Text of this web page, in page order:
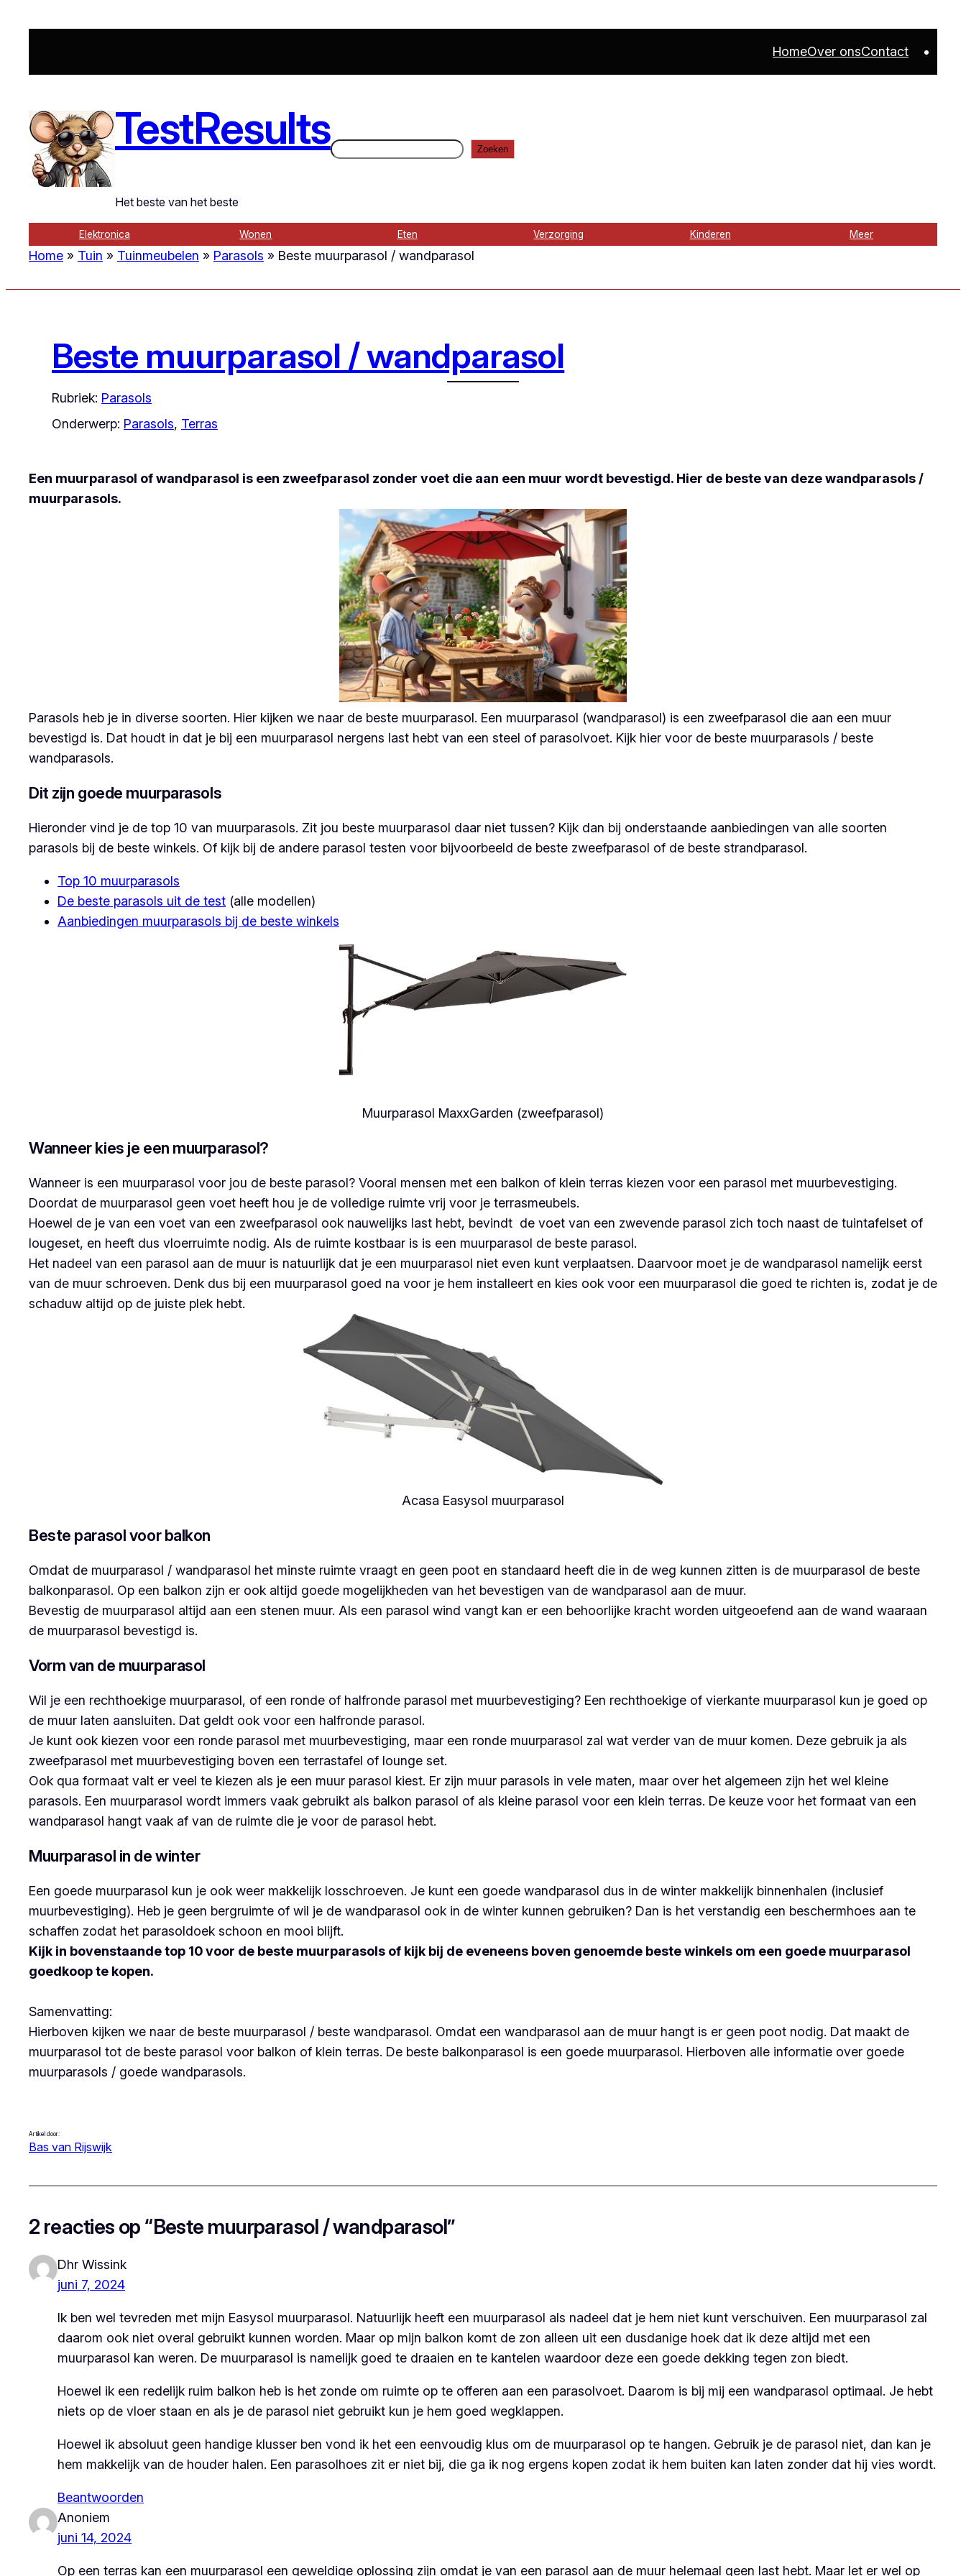
inhoud
HomeOver onsContact
TestResults
Het beste van het beste
Zoeken Zoeken
Elektronica Wonen Eten Verzorging Kinderen Meer
Home » Tuin » Tuinmeubelen » Parasols » Beste muurparasol / wandparasol
Beste muurparasol / wandparasol
Rubriek: Parasols
Onderwerp: Parasols, Terras
Een muurparasol of wandparasol is een zweefparasol zonder voet die aan een muur wordt bevestigd. Hier de beste van deze wandparasols /
muurparasols.
Parasols heb je in diverse soorten. Hier kijken we naar de beste muurparasol. Een muurparasol (wandparasol) is een zweefparasol die aan een muur
bevestigd is. Dat houdt in dat je bij een muurparasol nergens last hebt van een steel of parasolvoet. Kijk hier voor de beste muurparasols / beste
wandparasols.
Dit zijn goede muurparasols
Hieronder vind je de top 10 van muurparasols. Zit jou beste muurparasol daar niet tussen? Kijk dan bij onderstaande aanbiedingen van alle soorten
parasols bij de beste winkels. Of kijk bij de andere parasol testen voor bijvoorbeeld de beste zweefparasol of de beste strandparasol.
Top 10 muurparasols
De beste parasols uit de test (alle modellen)
Aanbiedingen muurparasols bij de beste winkels
Muurparasol MaxxGarden (zweefparasol)
Wanneer kies je een muurparasol?
Wanneer is een muurparasol voor jou de beste parasol? Vooral mensen met een balkon of klein terras kiezen voor een parasol met muurbevestiging.
Doordat de muurparasol geen voet heeft hou je de volledige ruimte vrij voor je terrasmeubels.
Hoewel de je van een voet van een zweefparasol ook nauwelijks last hebt, bevindt de voet van een zwevende parasol zich toch naast de tuintafelset of
lougeset, en heeft dus vloerruimte nodig. Als de ruimte kostbaar is is een muurparasol de beste parasol.
Het nadeel van een parasol aan de muur is natuurlijk dat je een muurparasol niet even kunt verplaatsen. Daarvoor moet je de wandparasol namelijk eerst
van de muur schroeven. Denk dus bij een muurparasol goed na voor je hem installeert en kies ook voor een muurparasol die goed te richten is, zodat je de
schaduw altijd op de juiste plek hebt.
Acasa Easysol muurparasol
Beste parasol voor balkon
Omdat de muurparasol / wandparasol het minste ruimte vraagt en geen poot en standaard heeft die in de weg kunnen zitten is de muurparasol de beste
balkonparasol. Op een balkon zijn er ook altijd goede mogelijkheden van het bevestigen van de wandparasol aan de muur.
Bevestig de muurparasol altijd aan een stenen muur. Als een parasol wind vangt kan er een behoorlijke kracht worden uitgeoefend aan de wand waaraan
de muurparasol bevestigd is.
Vorm van de muurparasol
Wil je een rechthoekige muurparasol, of een ronde of halfronde parasol met muurbevestiging? Een rechthoekige of vierkante muurparasol kun je goed op
de muur laten aansluiten. Dat geldt ook voor een halfronde parasol.
Je kunt ook kiezen voor een ronde parasol met muurbevestiging, maar een ronde muurparasol zal wat verder van de muur komen. Deze gebruik ja als
zweefparasol met muurbevestiging boven een terrastafel of lounge set.
Ook qua formaat valt er veel te kiezen als je een muur parasol kiest. Er zijn muur parasols in vele maten, maar over het algemeen zijn het wel kleine
parasols. Een muurparasol wordt immers vaak gebruikt als balkon parasol of als kleine parasol voor een klein terras. De keuze voor het formaat van een
wandparasol hangt vaak af van de ruimte die je voor de parasol hebt.
Muurparasol in de winter
Een goede muurparasol kun je ook weer makkelijk losschroeven. Je kunt een goede wandparasol dus in de winter makkelijk binnenhalen (inclusief
muurbevestiging). Heb je geen bergruimte of wil je de wandparasol ook in de winter kunnen gebruiken? Dan is het verstandig een beschermhoes aan te
schaffen zodat het parasoldoek schoon en mooi blijft.
Kijk in bovenstaande top 10 voor de beste muurparasols of kijk bij de eveneens boven genoemde beste winkels om een goede muurparasol
goedkoop te kopen.
Samenvatting:
Hierboven kijken we naar de beste muurparasol / beste wandparasol. Omdat een wandparasol aan de muur hangt is er geen poot nodig. Dat maakt de
muurparasol tot de beste parasol voor balkon of klein terras. De beste balkonparasol is een goede muurparasol. Hierboven alle informatie over goede
muurparasols / goede wandparasols.
Artikel door:
Bas van Rijswijk
2 reacties op “Beste muurparasol / wandparasol”
Dhr Wissink
juni 7, 2024
Ik ben wel tevreden met mijn Easysol muurparasol. Natuurlijk heeft een muurparasol als nadeel dat je hem niet kunt verschuiven. Een muurparasol zal
daarom ook niet overal gebruikt kunnen worden. Maar op mijn balkon komt de zon alleen uit een dusdanige hoek dat ik deze altijd met een
muurparasol kan weren. De muurparasol is namelijk goed te draaien en te kantelen waardoor deze een goede dekking tegen zon biedt.
Hoewel ik een redelijk ruim balkon heb is het zonde om ruimte op te offeren aan een parasolvoet. Daarom is bij mij een wandparasol optimaal. Je hebt
niets op de vloer staan en als je de parasol niet gebruikt kun je hem goed wegklappen.
Hoewel ik absoluut geen handige klusser ben vond ik het een eenvoudig klus om de muurparasol op te hangen. Gebruik je de parasol niet, dan kan je
hem makkelijk van de houder halen. Een parasolhoes zit er niet bij, die ga ik nog ergens kopen zodat ik hem buiten kan laten zonder dat hij vies wordt.
Beantwoorden
Anoniem
juni 14, 2024
Op een terras kan een muurparasol een geweldige oplossing zijn omdat je van een parasol aan de muur helemaal geen last hebt. Maar let er wel op